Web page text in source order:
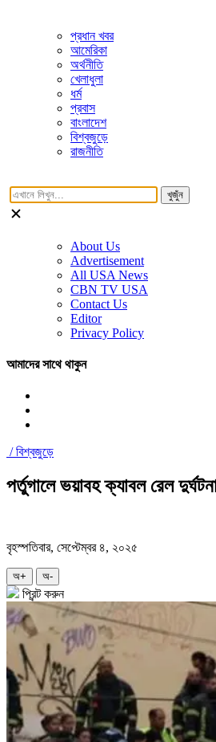
প্রধান খবর
আমেরিকা
অর্থনীতি
খেলাধুলা
ধর্ম
প্রবাস
বাংলাদেশ
বিশ্বজুড়ে
রাজনীতি
খুজুঁন
About Us
Advertisement
All USA News
CBN TV USA
Contact Us
Editor
Privacy Policy
আমাদের সাথে থাকুন
/বিশ্বজুড়ে
পর্তুগালে ভয়াবহ ক্যাবল রেল
বৃহস্পতিবার, সেপ্টেম্বর ৪, ২০২৫
অ+ অ-
প্রিন্ট করুন